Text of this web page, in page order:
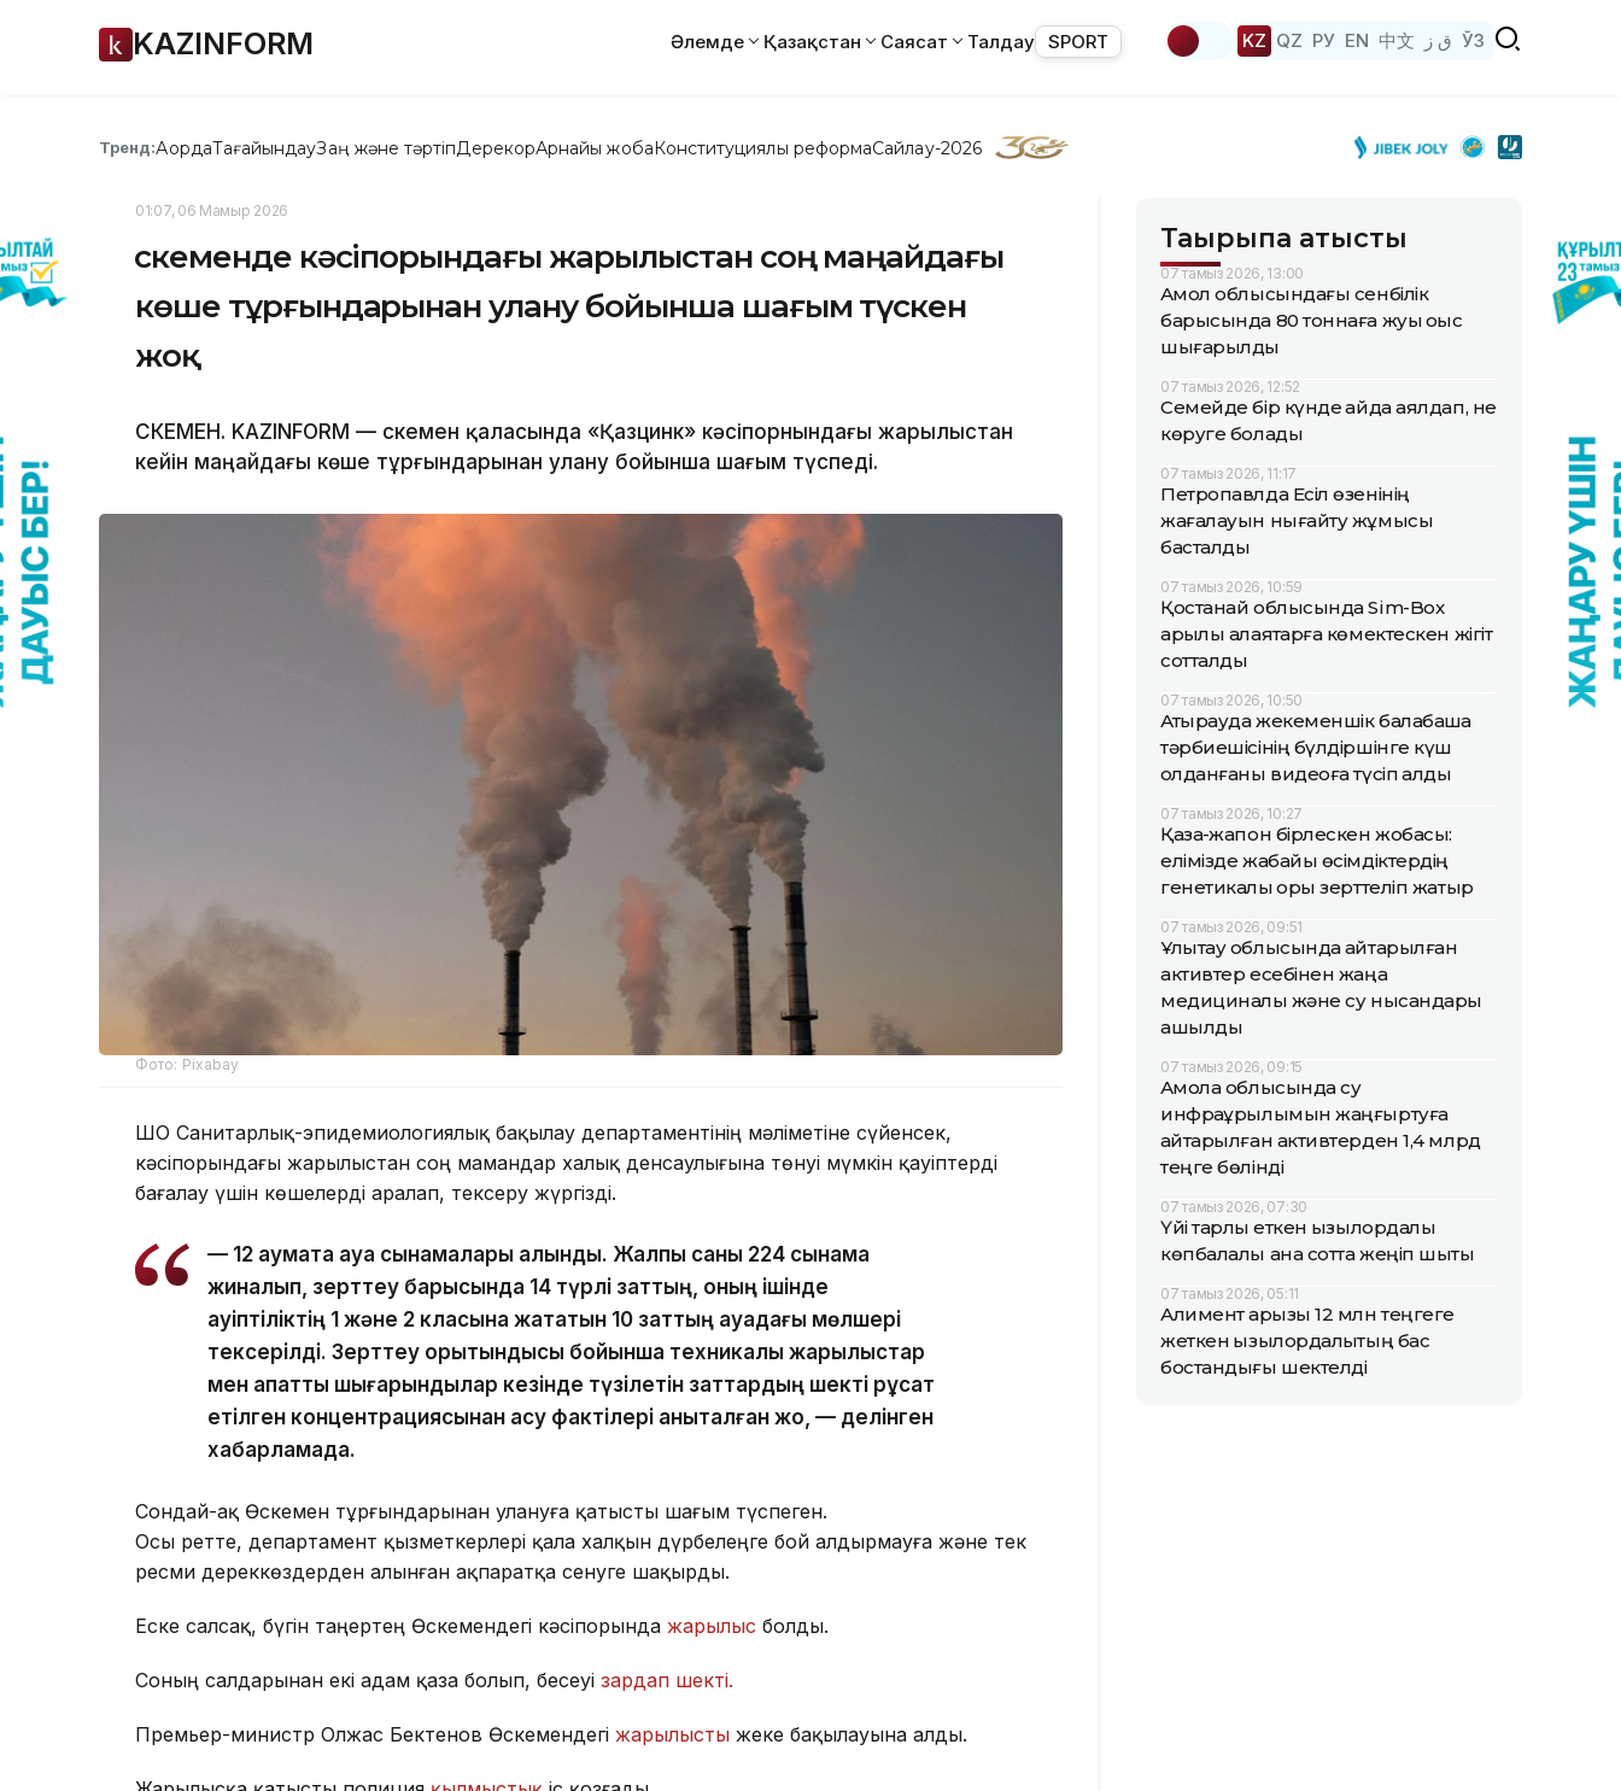
KAZINFORM Әлемде Қазақстан Саясат Талдау SPORT KZ QZ РУ EN 中文 ق ز ЎЗ
Тренд:АқордаТағайындауЗаң және тәртіпДерекқорАрнайы жобаКонституциялық реформаСайлау-2026
01:07, 06 Мамыр 2026
Өскеменде кәсіпорындағы жарылыстан соң маңайдағы
көше тұрғындарынан улану бойынша шағым түскен
жоқ
ӨСКЕМЕН. KAZINFORM — Өскемен қаласында «Қазцинк» кәсіпорнындағы жарылыстан
кейін маңайдағы көше тұрғындарынан улану бойынша шағым түспеді.
Фото: Pixabay
ШҚО Санитарлық-эпидемиологиялық бақылау департаментінің мәліметіне сүйенсек,
кәсіпорындағы жарылыстан соң мамандар халық денсаулығына төнуі мүмкін қауіптерді
бағалау үшін көшелерді аралап, тексеру жүргізді.
— 12 аумақта ауа сынамалары алынды. Жалпы саны 224 сынама
жиналып, зерттеу барысында 14 түрлі заттың, оның ішінде
қауіптіліктің 1 және 2 класына жататын 10 заттың ауадағы мөлшері
тексерілді. Зерттеу қорытындысы бойынша техникалық жарылыстар
мен апаттық шығарындылар кезінде түзілетін заттардың шекті рұқсат
етілген концентрациясынан асу фактілері анықталған жоқ, — делінген
хабарламада.
Сондай-ақ Өскемен тұрғындарынан улануға қатысты шағым түспеген.
Осы ретте, департамент қызметкерлері қала халқын дүрбелеңге бой алдырмауға және тек
ресми дереккөздерден алынған ақпаратқа сенуге шақырды.
Еске салсақ, бүгін таңертең Өскемендегі кәсіпорында жарылыс болды.
Соның салдарынан екі адам қаза болып, бесеуі зардап шекті.
Премьер-министр Олжас Бектенов Өскемендегі жарылысты жеке бақылауына алды.
Тақырыпқа қатысты
07 тамыз 2026, 13:00
Ақмол облысындағы сенбілік
барысында 80 тоннаға жуық қоқыс
шығарылды
07 тамыз 2026, 12:52
Семейде бір күнде қайда аялдап, не
көруге болады
07 тамыз 2026, 11:17
Петропавлда Есіл өзенінің
жағалауын нығайту жұмысы
басталды
07 тамыз 2026, 10:59
Қостанай облысында Sim-Box
арқылы алаяқтарға көмектескен жігіт
сотталды
07 тамыз 2026, 10:50
Атырауда жекеменшік балабақша
тәрбиешісінің бүлдіршінге күш
қолданғаны видеоға түсіп қалды
07 тамыз 2026, 10:27
Қазақ-жапон бірлескен жобасы:
елімізде жабайы өсімдіктердің
генетикалық қоры зерттеліп жатыр
07 тамыз 2026, 09:51
Ұлытау облысында қайтарылған
активтер есебінен жаңа
медициналық және су нысандары
ашылды
07 тамыз 2026, 09:15
Ақмола облысында су
инфрақұрылымын жаңғыртуға
қайтарылған активтерден 1,4 млрд
теңге бөлінді
07 тамыз 2026, 07:30
Үйі тарлық еткен қызылордалық
көпбалалы ана сотта жеңіп шықты
07 тамыз 2026, 05:11
Алимент қарызы 12 млн теңгеге
жеткен қызылордалықтың бас
бостандығы шектелді